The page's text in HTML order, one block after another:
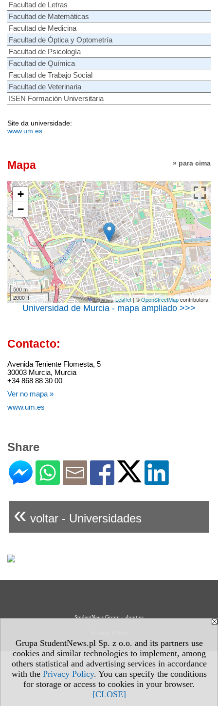
Grupa StudentNews.pl Sp. z o.o. and its partners use
cookies and similar technologies to implement, among
others statistical and advertising services in accordance
with the Privacy Policy. You can specify the conditions
for storage or access to cookies in your browser.
[CLOSE]
Facultad de Letras
Facultad de Matemáticas
Facultad de Medicina
Facultad de Óptica y Optometría
Facultad de Psicología
Facultad de Química
Facultad de Trabajo Social
Facultad de Veterinaria
ISEN Formación Universitaria
Site da universidade:
www.um.es
» para cima
Mapa
+
−
500 m
2000 ft
Leaflet| ©OpenStreetMapcontributors
Universidad de Murcia - mapa ampliado >>>
Contacto:
Avenida Teniente Flomesta, 5
30003 Murcia, Murcia
+34 868 88 30 00
Ver no mapa »
www.um.es
Share
« voltar - Universidades
StudentNews Group - about us